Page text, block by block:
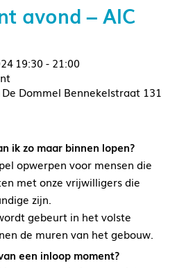
avond – AIC
19:30 - 21:00
Dommel Bennekelstraat 131
ik zo maar binnen lopen?
opwerpen voor mensen die
met onze vrijwilligers die
zijn.
gebeurt in het volste
de muren van het gebouw.
een inloop moment?